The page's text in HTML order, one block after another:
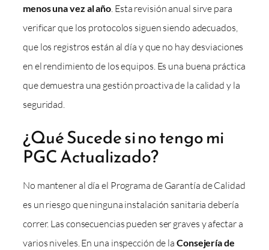
menos una vez al año . Esta revisión anual sirve para
verificar que los protocolos siguen siendo adecuados,
que los registros están al día y que no hay desviaciones
en el rendimiento de los equipos. Es una buena práctica
que demuestra una gestión proactiva de la calidad y la
seguridad.
¿Qué Sucede si no tengo mi
PGC Actualizado?
No mantener al día el Programa de Garantía de Calidad
es un riesgo que ninguna instalación sanitaria debería
correr. Las consecuencias pueden ser graves y afectar a
varios niveles. En una inspección de la Consejería de